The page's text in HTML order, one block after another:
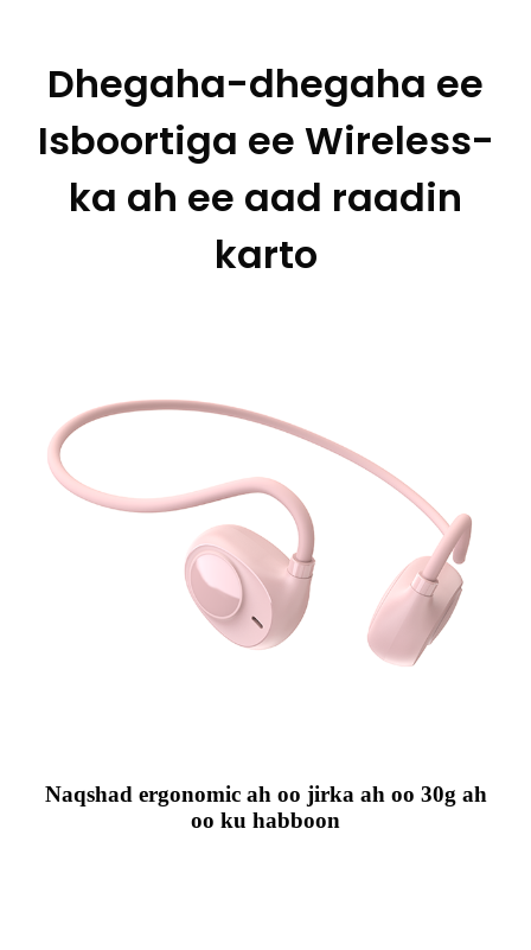
Dhegaha-dhegaha ee
Isboortiga ee Wireless-
ka ah ee aad raadin
karto
Naqshad ergonomic ah oo jirka ah oo 30g ah
oo ku habboon